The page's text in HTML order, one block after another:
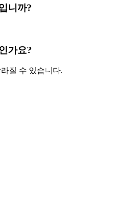
니까?
가요?
질 수 있습니다.